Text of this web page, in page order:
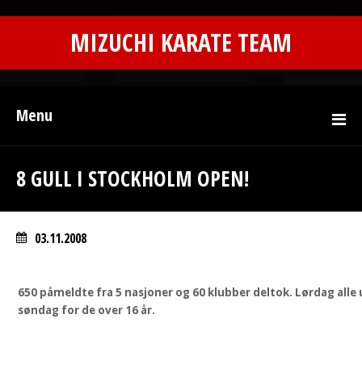
MIZUCHI KARATE TEAM
Menu
8 GULL I STOCKHOLM OPEN!
03.11.2008
650 påmeldte fra 5 nasjoner og 60 klubber deltok. Lørdag alle
søndag for de over 16 år.